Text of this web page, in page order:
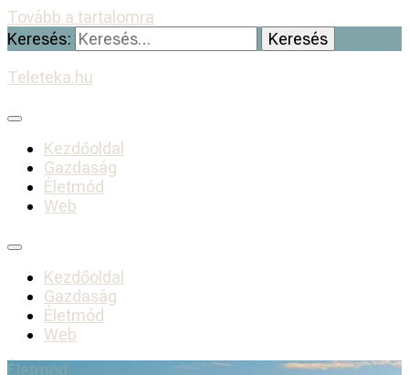
Tovább a tartalomra
Keresés:
Teleteka.hu
Kezdőoldal
Gazdaság
Életmód
Web
Kezdőoldal
Gazdaság
Életmód
Web
Életmód